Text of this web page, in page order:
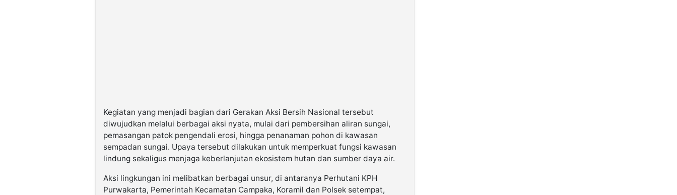
Kegiatan yang menjadi bagian dari Gerakan Aksi Bersih Nasional tersebut
diwujudkan melalui berbagai aksi nyata, mulai dari pembersihan aliran sungai,
pemasangan patok pengendali erosi, hingga penanaman pohon di kawasan
sempadan sungai. Upaya tersebut dilakukan untuk memperkuat fungsi kawasan
lindung sekaligus menjaga keberlanjutan ekosistem hutan dan sumber daya air.
Aksi lingkungan ini melibatkan berbagai unsur, di antaranya Perhutani KPH
Purwakarta, Pemerintah Kecamatan Campaka, Koramil dan Polsek setempat,